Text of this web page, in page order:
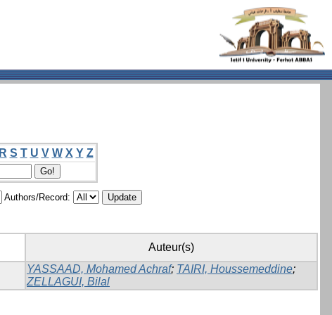
R S T U V W X Y Z
Authors/Record:
Auteur(s)
YASSAAD, Mohamed Achraf; TAIRI, Houssemeddine;
ZELLAGUI, Bilal